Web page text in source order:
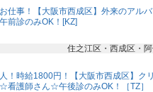
仕事！【大阪市西成区】外来のアル
前診のみOK！[KZ]
住之江区・西成区・
！時給1800円！【大阪市西成区】ク
看護師さん☆午後診のみOK！［TZ］